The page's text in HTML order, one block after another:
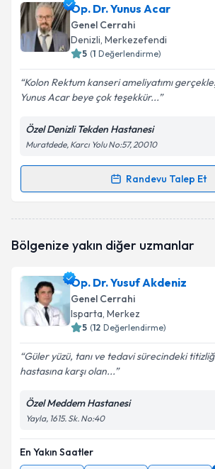
Dr. Ahmet İmdat Koçberber
talebi oluşturun. Size bu uzmandan
için bir takvim hazırlandığında e-posta
bilgilendireceğiz.
E-posta Adresiniz
Kişisel verilerimin işlenmesine
Metni'ni okudum ve kişisel
kapsamda işlenmesini kabul
Takvim Talebini
Op. Dr. Yunus Acar
Genel Cerrahi
Denizli, Merkezefendi
5 (1 Değerlendirme)
Kolon Rektum kanseri ameliyatımı
Yunus Acar beye çok teşekkür...
Özel Denizli Tekden Hastanesi
Muratdede, Karcı Yolu No:57, 20010
Randevu Talep Et
Randevu Takvimi Talebi
oluşturun. Size bu uzmandan randevu
E-posta Adresiniz
Kişisel verilerimin işlenmesine
Metni'ni okudum ve kişisel
Bölgenize yakın diğer uzmanlar
Op. Dr. Yusuf Akdeniz
Genel Cerrahi
Isparta, Merkez
5 (12 Değerlendirme)
Güler yüzü, tanı ve tedavi sürecindeki
hastasına karşı olan...
Özel Meddem Hastanesi
Yayla, 1615. Sk. No:40
En Yakın Saatler